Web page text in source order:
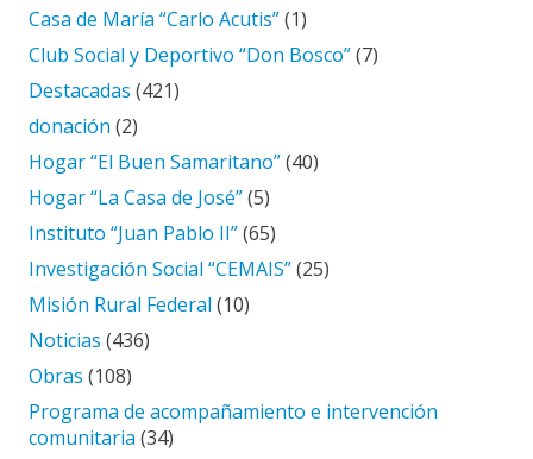
Casa de María “Carlo Acutis”(1)
Club Social y Deportivo “Don Bosco”(7)
Destacadas (421)
donación (2)
Hogar “El Buen Samaritano”(40)
Hogar “La Casa de José”(5)
Instituto “Juan Pablo II”(65)
Investigación Social “CEMAIS”(25)
Misión Rural Federal (10)
Noticias (436)
Obras (108)
Programa de acompañamiento e intervención
comunitaria (34)